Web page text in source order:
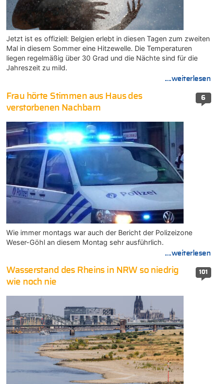
Jetzt ist es offiziell: Belgien erlebt in diesen Tagen zum zweiten
Mal in diesem Sommer eine Hitzewelle. Die Temperaturen
liegen regelmäßig über 30 Grad und die Nächte sind für die
Jahreszeit zu mild.
....weiterlesen
6
Frau hörte Stimmen aus Haus des
verstorbenen Nachbarn
Wie immer montags war auch der Bericht der Polizeizone
Weser-Göhl an diesem Montag sehr ausführlich.
....weiterlesen
101
Wasserstand des Rheins in NRW so niedrig
wie noch nie